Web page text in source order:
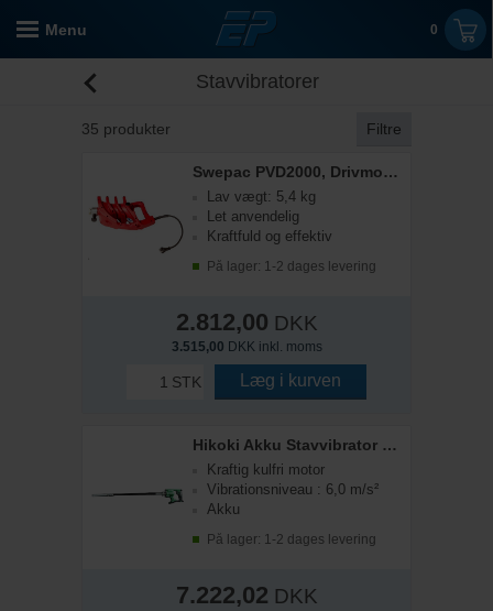
Menu 0
Stavvibratorer
35 produkter Filtre
Swepac PVD2000, Drivmotor
Lav vægt: 5,4 kg
Let anvendelig
Kraftfuld og effektiv
På lager: 1-2 dages levering
2.812,00 DKK
3.515,00 DKK inkl. moms
STK Læg i kurven
Hikoki Akku Stavvibrator UV3628DA inkl. batteri og lynlader
Kraftig kulfri motor
Vibrationsniveau : 6,0 m/s²
Akku
På lager: 1-2 dages levering
7.222,02 DKK